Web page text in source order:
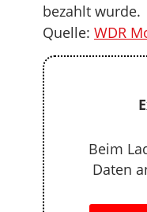
bezahlt wurde.
Quelle: WDR
Beim
Daten